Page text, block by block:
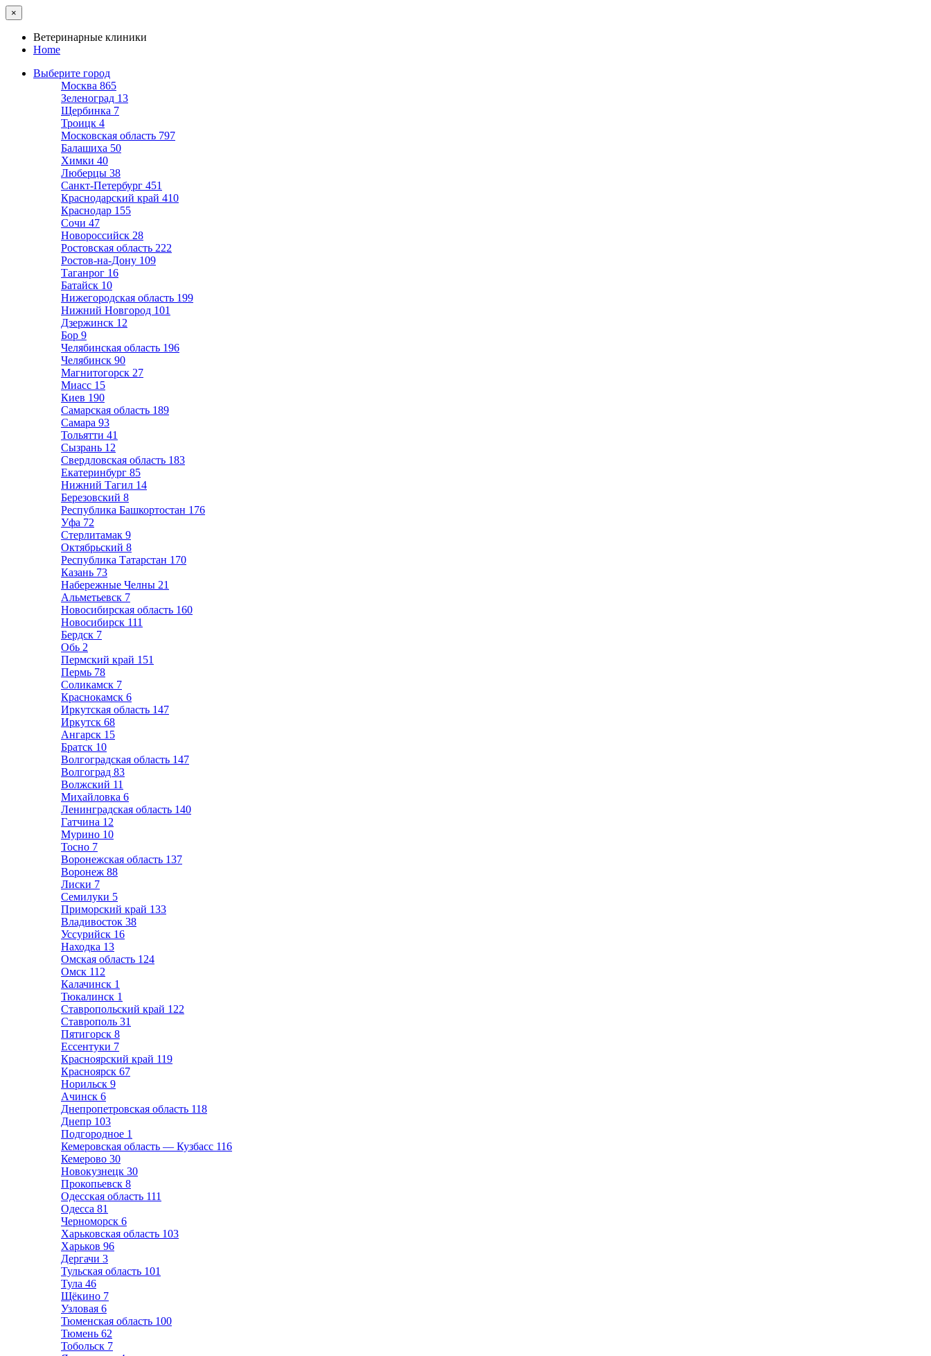
×
Ветеринарные клиники
Home
Выберите город
Москва 865
Зеленоград 13
Щербинка 7
Троицк 4
Московская область 797
Балашиха 50
Химки 40
Люберцы 38
Санкт-Петербург 451
Краснодарский край 410
Краснодар 155
Сочи 47
Новороссийск 28
Ростовская область 222
Ростов-на-Дону 109
Таганрог 16
Батайск 10
Нижегородская область 199
Нижний Новгород 101
Дзержинск 12
Бор 9
Челябинская область 196
Челябинск 90
Магнитогорск 27
Миасс 15
Киев 190
Самарская область 189
Самара 93
Тольятти 41
Сызрань 12
Свердловская область 183
Екатеринбург 85
Нижний Тагил 14
Березовский 8
Республика Башкортостан 176
Уфа 72
Стерлитамак 9
Октябрьский 8
Республика Татарстан 170
Казань 73
Набережные Челны 21
Альметьевск 7
Новосибирская область 160
Новосибирск 111
Бердск 7
Обь 2
Пермский край 151
Пермь 78
Соликамск 7
Краснокамск 6
Иркутская область 147
Иркутск 68
Ангарск 15
Братск 10
Волгоградская область 147
Волгоград 83
Волжский 11
Михайловка 6
Ленинградская область 140
Гатчина 12
Мурино 10
Тосно 7
Воронежская область 137
Воронеж 88
Лиски 7
Семилуки 5
Приморский край 133
Владивосток 38
Уссурийск 16
Находка 13
Омская область 124
Омск 112
Калачинск 1
Тюкалинск 1
Ставропольский край 122
Ставрополь 31
Пятигорск 8
Ессентуки 7
Красноярский край 119
Красноярск 67
Норильск 9
Ачинск 6
Днепропетровская область 118
Днепр 103
Подгородное 1
Кемеровская область — Кузбасс 116
Кемерово 30
Новокузнецк 30
Прокопьевск 8
Одесская область 111
Одесса 81
Черноморск 6
Харьковская область 103
Харьков 96
Дергачи 3
Тульская область 101
Тула 46
Щёкино 7
Узловая 6
Тюменская область 100
Тюмень 62
Тобольск 7